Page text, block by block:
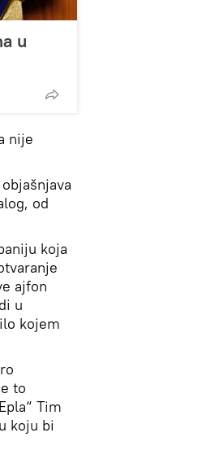
u
nije
od
koja
ajfon
u
kojem
to
Tim
koju bi